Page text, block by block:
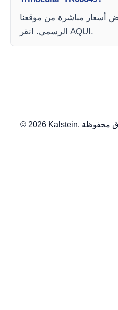
أسعار مباشرة من موقعنا
الرسمي. انقر AQUI.